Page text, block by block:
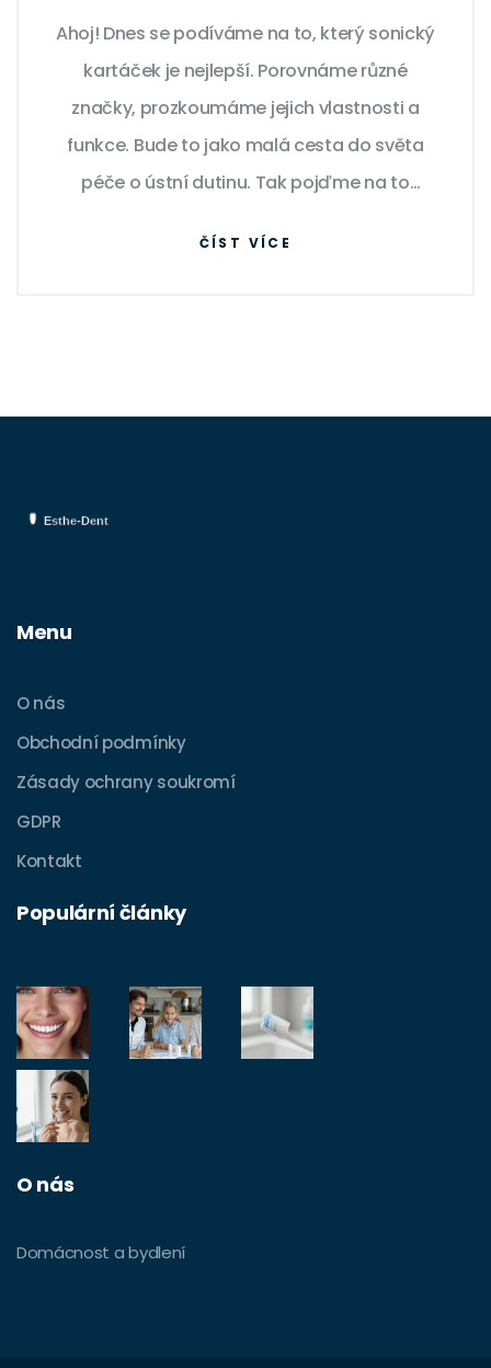
Ahoj! Dnes se podíváme na to, který sonický
kartáček je nejlepší. Porovnáme různé
značky, prozkoumáme jejich vlastnosti a
funkce. Bude to jako malá cesta do světa
péče o ústní dutinu. Tak pojďme na to
ČÍST VÍCE
Menu
O nás
Obchodní podmínky
Zásady ochrany soukromí
GDPR
Kontakt
Populární články
O nás
Domácnost a bydlení